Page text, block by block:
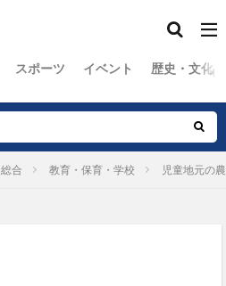
スポーツ イベント 歴史・文化
総合 教育・保育・学校 児童地元の